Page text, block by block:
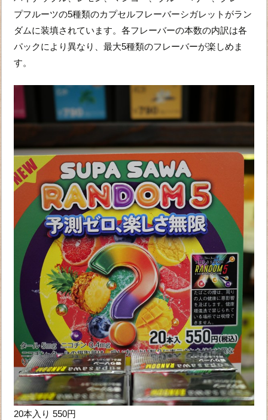
プフルーツの5種類のカプセルフレーバーシガレットがラン
ダムに装填されています。各フレーバーの本数の内訳は各
パックにより異なり、最大5種類のフレーバーが楽しめま
す。
20本入り 550円